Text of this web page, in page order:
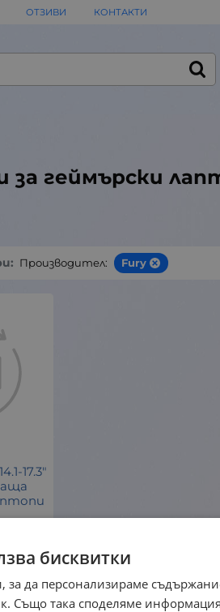
ОТЗИВИ КОНТАКТИ
за геймърски
Производител: Fury
17.3"
бисквитки
за да персонализираме
Също така споделяме